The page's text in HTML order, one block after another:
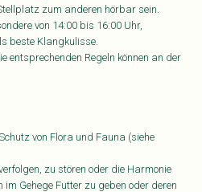
zum anderen hörbar sein.
von 14:00 bis 16:00 Uhr,
beste Klangkulisse.
entsprechenden Regeln können an der
von Flora und Fauna (siehe
zu stören oder die Harmonie
Gehege Futter zu geben oder deren